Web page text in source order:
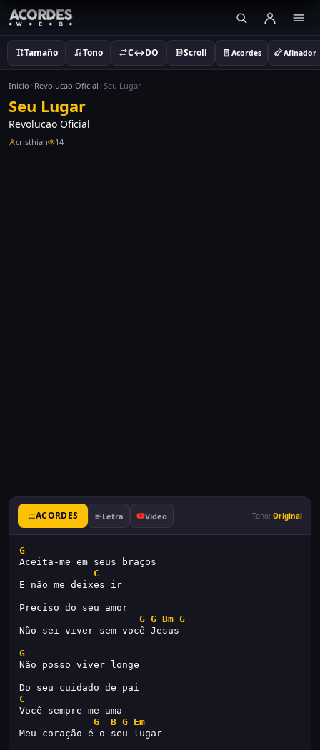
Tamaño Tono C↔DO Scroll Acordes Afinador
Inicio Revolucao Oficial Seu Lugar
Seu Lugar
Revolucao Oficial
cristhian 14
ACORDES Letra Video Tono: Original
G
Aceita-me em seus braços
C
E não me deixes ir
Preciso do seu amor
G G Bm G
Não sei viver sem você Jesus
G
Não posso viver longe
Do seu cuidado de pai
C
Você sempre me ama
G
B G Em
Meu coração é o seu lugar